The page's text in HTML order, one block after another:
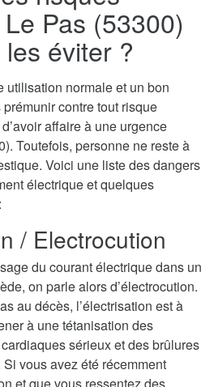
Pas (53300)
éviter ?
utilisation normale et un bon
contre tout risque
affaire à une urgence
Toutefois, personne ne reste à
Voici une liste des dangers
électrique et quelques
/ Electrocution
du courant électrique dans un
on parle alors d’électrocution.
au décès, l’électrisation est à
à une tétanisation des
sérieux et des brûlures
vous avez été récemment
et que vous ressentez des